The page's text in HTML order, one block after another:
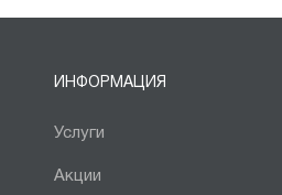
ИНФОРМАЦИЯ
Услуги
Акции